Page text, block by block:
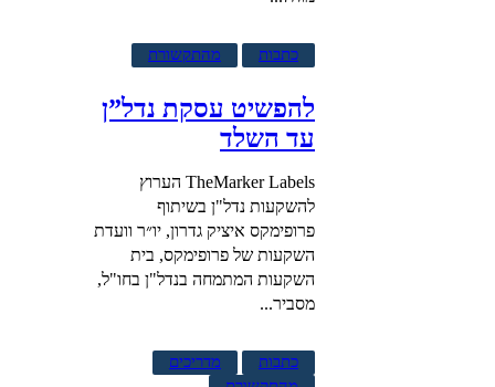
כתבות מהתקשורת
להפשיט עסקת נדל”ן
עד השלד
TheMarker Labels הערוץ
להשקעות נדל"ן בשיתוף
פרופימקס איציק גדרון, יו״ר וועדת
השקעות של פרופימקס, בית
השקעות המתמחה בנדל"ן בחו"ל,
מסביר...
כתבות
מדריכים